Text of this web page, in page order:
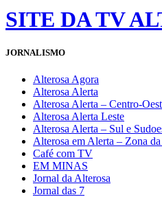
SITE DA TV
JORNALISMO
Alterosa Agora
Alterosa Alerta
Alterosa Alerta – Centro-
Alterosa Alerta Leste
Alterosa Alerta – Sul e
Alterosa em Alerta – Zona
Café com TV
EM MINAS
Jornal da Alterosa
Jornal das 7